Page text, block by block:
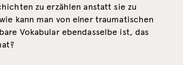
zu erzählen anstatt sie zu
kann man von einer traumatischen
Vokabular ebendasselbe ist, das